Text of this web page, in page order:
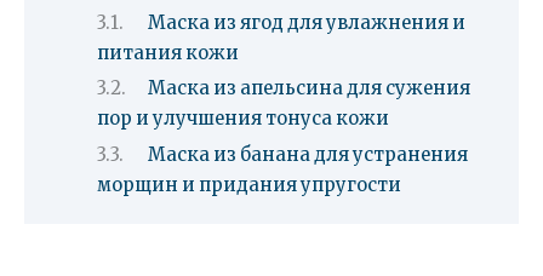
Маска из ягод для увлажнения и
питания кожи
Маска из апельсина для сужения
пор и улучшения тонуса кожи
Маска из банана для устранения
морщин и придания упругости